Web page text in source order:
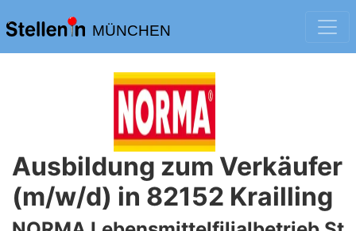
MÜNCHEN
Ausbildung zum Verkäufer
(m/w/d) in 82152 Krailling